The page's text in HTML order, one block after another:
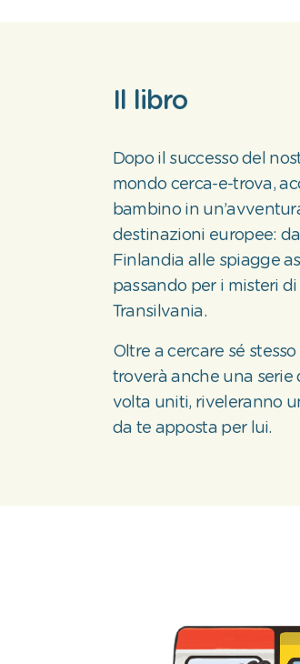
Il libro
Dopo il successo del
mondo cerca-e-trova,
bambino in
destinazioni europee:
Finlandia alle spiagge
passando per i misteri
Transilvania.
Oltre a cercare sé
troverà anche una serie
volta uniti, riveleranno
da te apposta per lui.